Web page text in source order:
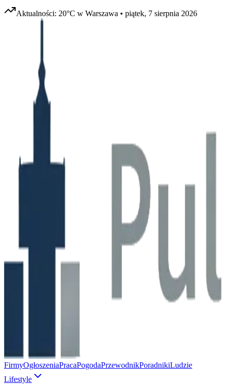
Aktualności: 20°C w Warszawa • piątek, 7 sierpnia 2026
FirmyOgłoszeniaPracaPogodaPrzewodnikPoradnikiLudzie
Lifestyle